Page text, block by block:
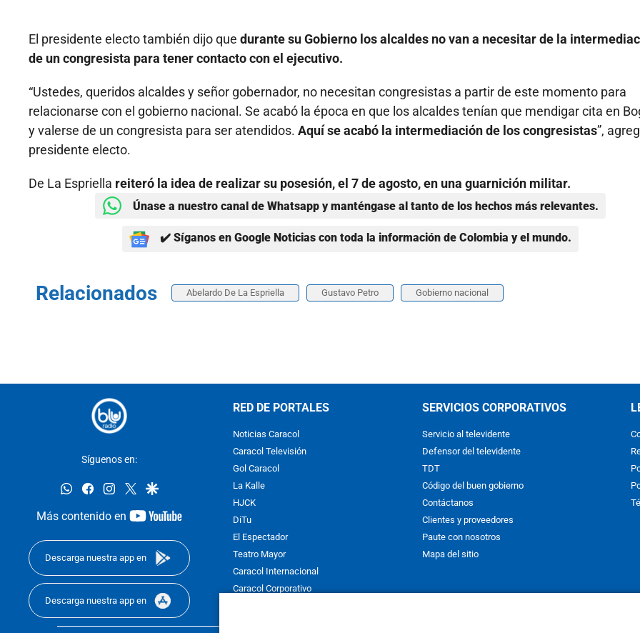
El presidente electo también dijo que durante su Gobierno los alcaldes no van a necesitar de la
de un congresista para tener contacto con el ejecutivo.
“Ustedes, queridos alcaldes y señor gobernador, no necesitan congresistas a partir de este momento para
relacionarse con el gobierno nacional. Se acabó la época en que los alcaldes tenían que mendigar cita en
y valerse de un congresista para ser atendidos. Aquí se acabó la intermediación de los congresistas”,
presidente electo.
De La Espriella reiteró la idea de realizar su posesión, el 7 de agosto, en una guarnición militar.
Únase a nuestro canal de Whatsapp y manténgase al tanto de los hechos más relevantes.
✔️ Síganos en Google Noticias con toda la información de Colombia y el mundo.
Relacionados Abelardo De La Espriella Gustavo Petro Gobierno nacional
Síguenos en:
whatsappfacebookinstagram
twittergoogle
Más contenido en
youtube-
Descarga nuestra app en
Descarga nuestra app en
RED DE PORTALES
Noticias Caracol
Caracol Televisión
Gol Caracol
La Kalle
HJCK
DiTu
El Espectador
Teatro Mayor
Caracol Internacional
Caracol Corporativo
SERVICIOS CORPORATIVOS
Servicio al televidente
Defensor del televidente
TDT
Código del buen gobierno
Contáctanos
Clientes y proveedores
Paute con nosotros
Mapa del sitio